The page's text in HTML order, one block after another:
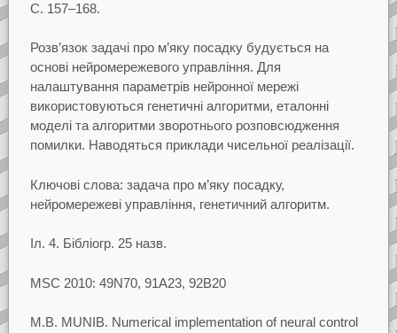
С. 157–168.
Розв’язок задачi про м’яку посадку будується на
основi нейромережевого управлiння. Для
налаштування параметрiв нейронної мережi
використовуються генетичнi алгоритми, еталоннi
моделi та алгоритми зворотнього розповсюдження
помилки. Наводяться приклади чисельної реалiзацiї.
Ключовi слова: задача про м’яку посадку,
нейромережевi управлiння, генетичний алгоритм.
Iл. 4. Бiблiогр. 25 назв.
MSC 2010: 49N70, 91A23, 92B20
M.B. MUNIB. Numerical implementation of neural control